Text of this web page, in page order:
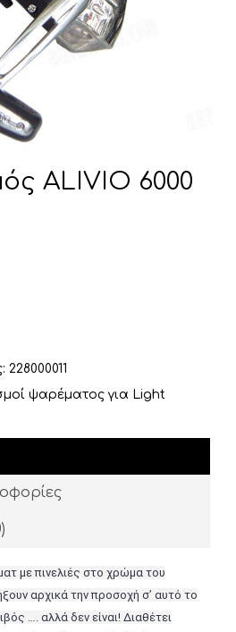
ALIVIO 6000
228000011
ψαρέματος για Light
με πινελιές στο χρώμα του
αρχικά την προσοχή σ’ αυτό το
…. αλλά δεν είναι! Διαθέτει